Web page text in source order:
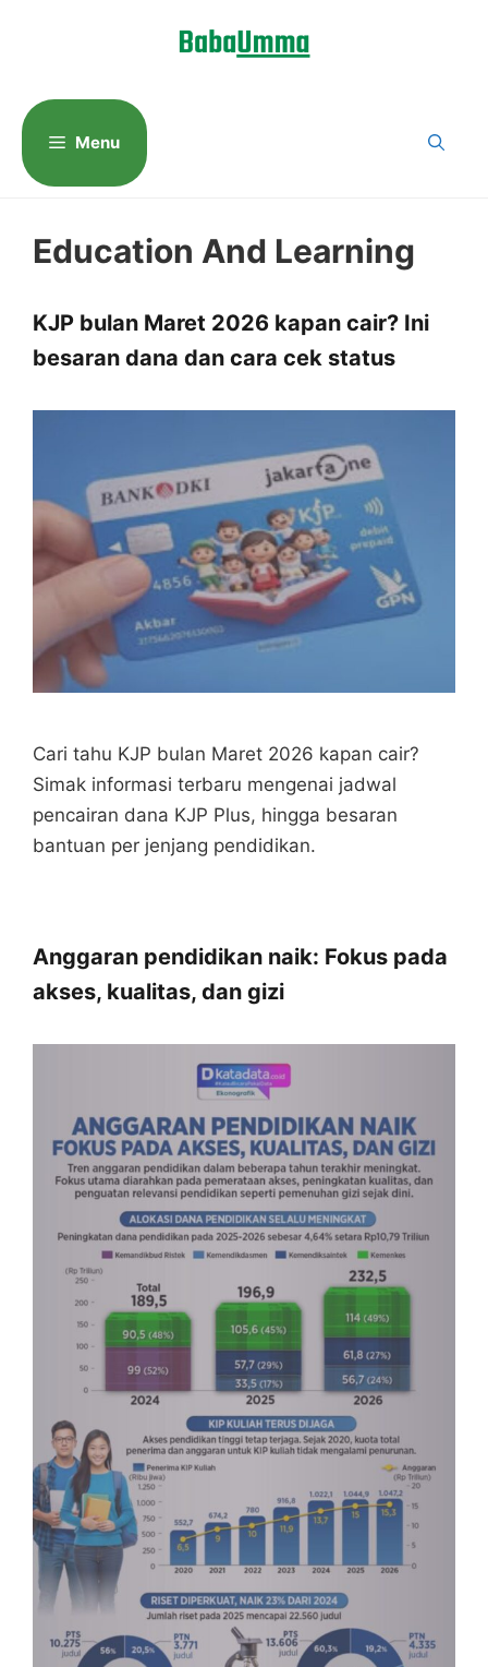
Menu
Education And Learning
KJP bulan Maret 2026 kapan cair? Ini
besaran dana dan cara cek status
Cari tahu KJP bulan Maret 2026 kapan cair?
Simak informasi terbaru mengenai jadwal
pencairan dana KJP Plus, hingga besaran
bantuan per jenjang pendidikan.
Anggaran pendidikan naik: Fokus pada
akses, kualitas, dan gizi